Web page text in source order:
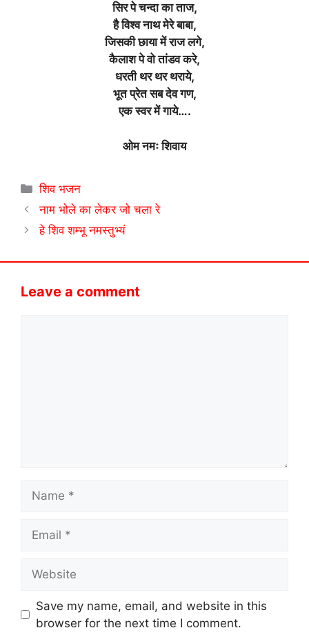
सिर पे चन्दा का ताज,
है विश्व नाथ मेरे बाबा,
जिसकी छाया में राज लगे,
कैलाश पे वो तांडव करे,
धरती थर थर थराये,
भूत प्रेत सब देव गण,
एक स्वर में गाये….
ओम नमः शिवाय
Categories
शिव भजन
नाम भोले का लेकर जो चला रे
हे शिव शम्भू नमस्तुभ्यं
Leave a comment
Save my name, email, and website in this
browser for the next time I comment.